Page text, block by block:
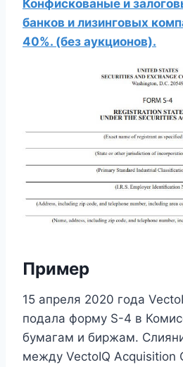
Конфискованые и
банков и лизинговых
40%. (без аукционов).
Пример
15 апреля 2020 года
подала форму S-4 в
бумагам и биржам.
между VectoIQ Acquisition